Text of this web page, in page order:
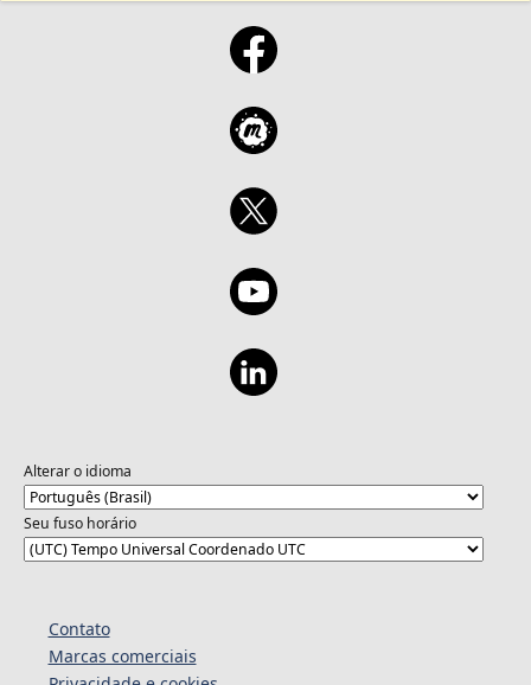
Alterar o idioma
Seu fuso horário
Contato
Marcas comerciais